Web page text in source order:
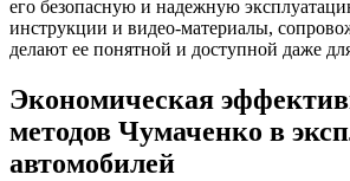
его безопасную и надежную
инструкции и видео-материалы,
делают ее понятной и доступной даже
Экономическая
методов Чумаченко в
автомобилей